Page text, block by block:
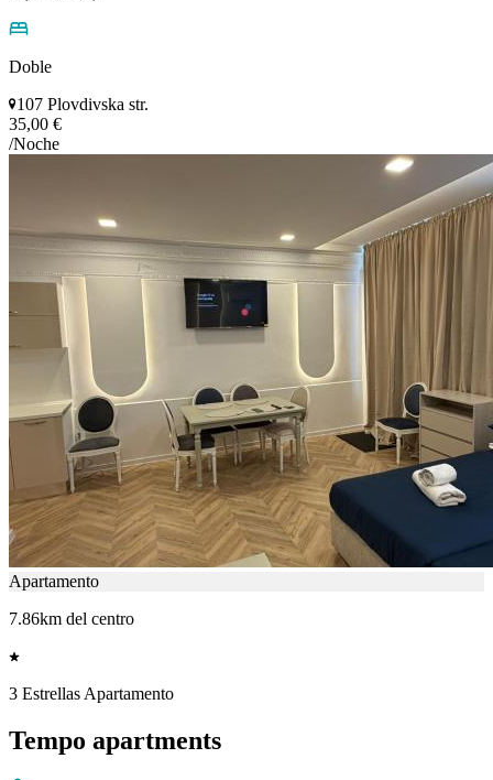
Doble
107 Plovdivska str.
35,00 €
/Noche
Apartamento
7.86km del centro
3 Estrellas Apartamento
Tempo apartments